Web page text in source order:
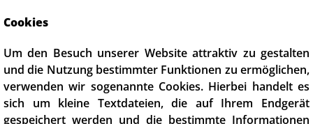
Cookies
Um den Besuch unserer Website attraktiv zu gestalten
und die Nutzung bestimmter Funktionen zu ermöglichen,
verwenden wir sogenannte Cookies. Hierbei handelt es
sich um kleine Textdateien, die auf Ihrem Endgerät
gespeichert werden und die bestimmte Informationen